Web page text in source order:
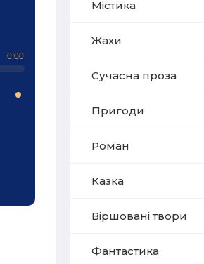
0:00
Містика
Жахи
Сучасна проза
Пригоди
Роман
Казка
Віршовані твори
Фантастика